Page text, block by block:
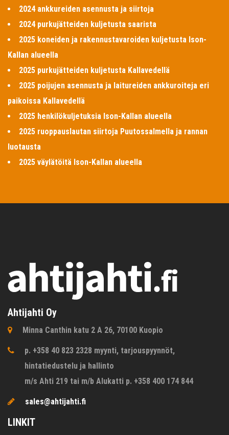
2024 ankkureiden asennusta ja siirtoja
2024 purkujätteiden kuljetusta saarista
2025 koneiden ja rakennustavaroiden kuljetusta Ison-
Kallan alueella
2025 purkujätteiden kuljetusta Kallavedellä
2025 poijujen asennusta ja laitureiden ankkuroiteja eri
paikoissa Kallavedellä
2025 henkilökuljetuksia Ison-Kallan alueella
2025 ruoppauslautan siirtoja Puutossalmella ja rannan
luotausta
2025 väylätöitä Ison-Kallan alueella
Ahtijahti Oy
Minna Canthin katu 2 A 26, 70100 Kuopio
p. +358 40 823 2328 myynti, tarjouspyynnöt,
hintatiedustelu ja hallinto
m/s Ahti 219 tai m/b Alukatti p. +358 400 174 844
sales@ahtijahti.fi
LINKIT